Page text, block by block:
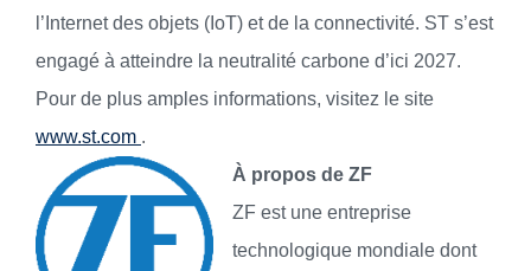
l’Internet des objets (IoT) et de la connectivité. ST s’est
engagé à atteindre la neutralité carbone d’ici 2027.
Pour de plus amples informations, visitez le site
www.st.com .
À propos de ZF
ZF est une entreprise
technologique mondiale dont